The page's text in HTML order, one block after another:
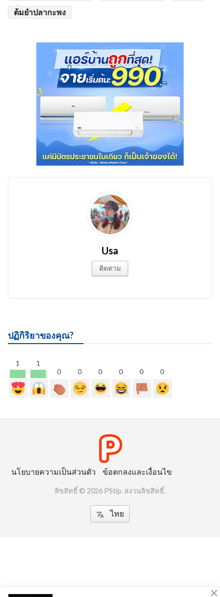
ต้มยำปลากะพง
Usa
ติดตาม
ปฏิกิริยาของคุณ?
1
1
0
0 0 0 0 0
นโยบายความเป็นส่วนตัว ข้อตกลงและเงื่อนไข
ลิขสิทธิ์ © 2026 PStip. สงวนลิขสิทธิ์.
 ไทย